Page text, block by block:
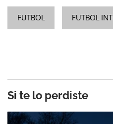
FUTBOL FUTBOL
Si te lo perdiste